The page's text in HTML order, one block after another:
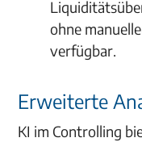
ohne
verfügbar.
Erweiterte
KI im Controlling